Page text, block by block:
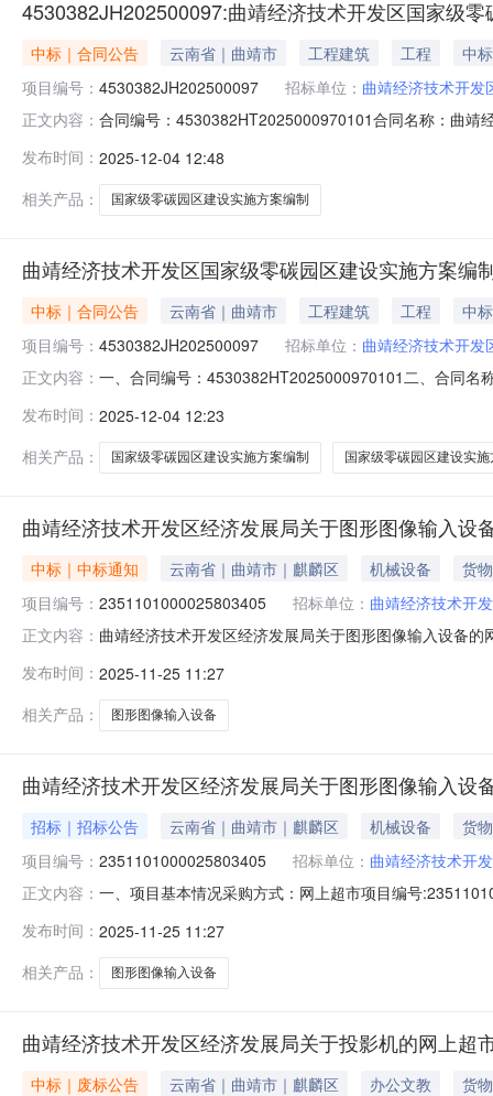
4530382JH202500097:曲靖经济技术开发区国家级
中标｜合同公告 云南省｜曲靖市 工程建筑 工程
中
项目编号： 4530382JH202500097 招标单位： 曲靖经济技术开发
正文内容： 合同编号：4530382HT2025000970101合同名称：曲靖
务业合同金额：632500.00元合同签订日期：2025-10-
发布时间： 2025-12-04 12:48
相关产品：
国家级零碳园区建设实施方案编制
曲靖经济技术开发区国家级零碳园区建设实施方案编
中标｜合同公告 云南省｜曲靖市 工程建筑 工程
中
项目编号： 4530382JH202500097 招标单位： 曲靖经济技术开发
正文内容： 一、合同编号：4530382HT2025000970101二、合同名
3310499供应商（乙方）：碳路科技（苏州）有限公司
发布时间： 2025-12-04 12:23
相关产品：
国家级零碳园区建设实施方案编制 国家级零碳园区建设实施
曲靖经济技术开发区经济发展局关于图形图像输入设
中标｜中标通知 云南省｜曲靖市｜麒麟区 机械设备
货物
项目编号： 2351101000025803405 招标单位： 曲靖经济技术开
正文内容： 曲靖经济技术开发区经济发展局关于图形图像输入设备
算总额（元）：项目所在行政区划编码：530382项目所
发布时间： 2025-11-25 11:27
相关产品：
图形图像输入设备
曲靖经济技术开发区经济发展局关于图形图像输入设
招标｜招标公告 云南省｜曲靖市｜麒麟区 机械设备
货物
项目编号： 2351101000025803405 招标单位： 曲靖经济技术开
正文内容： 一、项目基本情况采购方式：网上超市项目编号
销售属性：颜色分类：黑3锐捷RG-ES118GS交换机
发布时间： 2025-11-25 11:27
相关产品：
图形图像输入设备
曲靖经济技术开发区经济发展局关于投影机的网上超
中标｜废标公告 云南省｜曲靖市｜麒麟区 办公文教
货物